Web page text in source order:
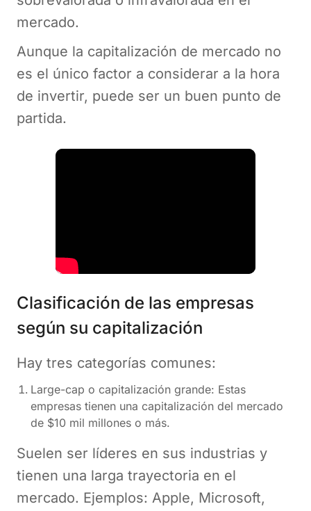
mercado.
Aunque la capitalización de mercado no
es el único factor a considerar a la hora
de invertir, puede ser un buen punto de
partida.
Clasificación de las empresas
según su capitalización
Hay tres categorías comunes:
Large-cap o capitalización grande: Estas
empresas tienen una capitalización del mercado
de $10 mil millones o más.
Suelen ser líderes en sus industrias y
tienen una larga trayectoria en el
mercado. Ejemplos: Apple, Microsoft,